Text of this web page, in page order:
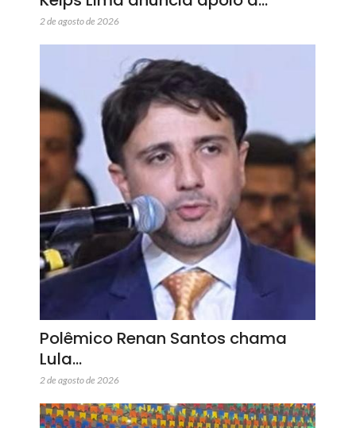
2 de agosto de 2026
Polêmico Renan Santos chama
Lula…
2 de agosto de 2026